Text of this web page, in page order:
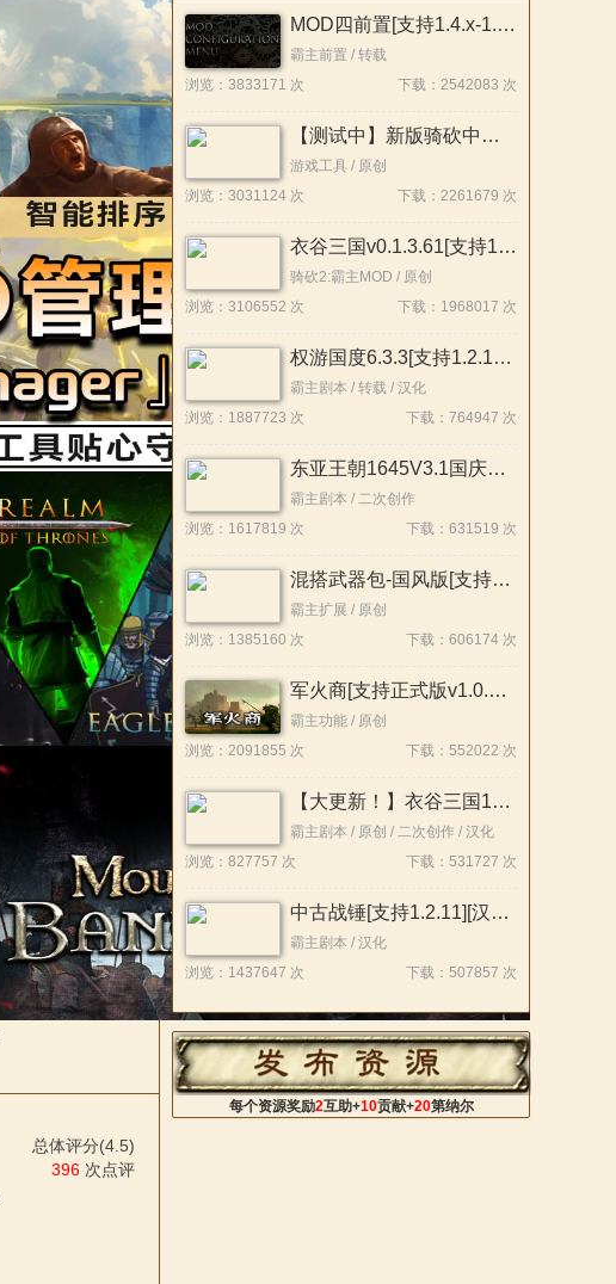
总体评价(5)
次点评
总体评价(4.5)
19次点评
总体评价(4.2)
9次点评
总体评价(4.5)
53
次点评
次点评
总体评价(5)
9次点评
总体评分(4.5)
396 次点评
MOD四前置[支持1.4.x-1.1.x]26.07.22
霸主前置 / 转载
浏览：3833171 次
下载：2542083 次
【测试中】新版骑砍中文站Mod管理器
游戏工具 / 原创
浏览：3031124 次
下载：2261679 次
衣谷三国v0.1.3.61[支持1.2.12][Demo版本]
骑砍2:霸主MOD / 原创
浏览：3106552 次
下载：1968017 次
权游国度6.3.3[支持1.2.12-1.2.10]
霸主剧本 / 转载 / 汉化
浏览：1887723 次
下载：764947 次
东亚王朝1645V3.1国庆版[支持1.2.12][整合版]
霸主剧本 / 二次创作
浏览：1617819 次
下载：631519 次
混搭武器包-国风版[支持1.3x-1.2x][原创]
霸主扩展 / 原创
浏览：1385160 次
下载：606174 次
军火商[支持正式版v1.0.1][原创]
霸主功能 / 原创
浏览：2091855 次
下载：552022 次
【大更新！】衣谷三国196大拓展【支持1.212】稳定版发布！！
霸主剧本 / 原创 / 二次创作 / 汉化
浏览：827757 次
下载：531727 次
中古战锤[支持1.2.11][汉化版]汉化包v2
霸主剧本 / 汉化
浏览：1437647 次
下载：507857 次
每个资源奖励2互助+10贡献+20第纳尔